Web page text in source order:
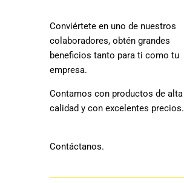
Conviértete en uno de nuestros
colaboradores, obtén grandes
beneficios tanto para ti como tu
empresa.
Contamos con productos de alta
calidad y con excelentes precios.
Contáctanos.